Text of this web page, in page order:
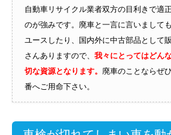
自動車リサイクル業者双方の目利きで適
のが強みです。廃車と一言に言いまして
ユースしたり、国内外に中古部品として
さんありますので、 我々にとってはどん
切な資源となります。 廃車のことならぜ
番へご用命下さい。